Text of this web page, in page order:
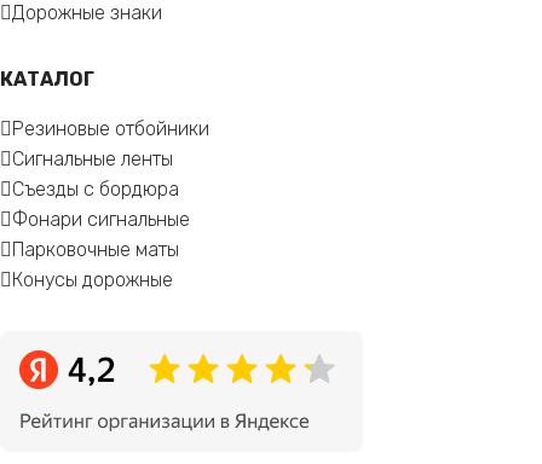
Дорожные знаки
КАТАЛОГ
Резиновые отбойники
Сигнальные ленты
Съезды с бордюра
Фонари сигнальные
Парковочные маты
Конусы дорожные